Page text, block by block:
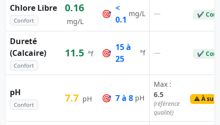
Chlore Libre
Confort
0.16
mg/L
🎯
<
0.1
mg/L — ✔
Dureté
(Calcaire)
Confort
11.5 °f 🎯
15 à
25
°f — ✔
pH
Confort
7.7 pH 🎯 7 à 8 pH
Max :
6.5
(référence
qualité)
⚠️ À